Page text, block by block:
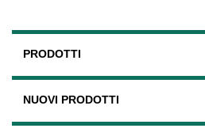
PRODOTTI
NUOVI PRODOTTI